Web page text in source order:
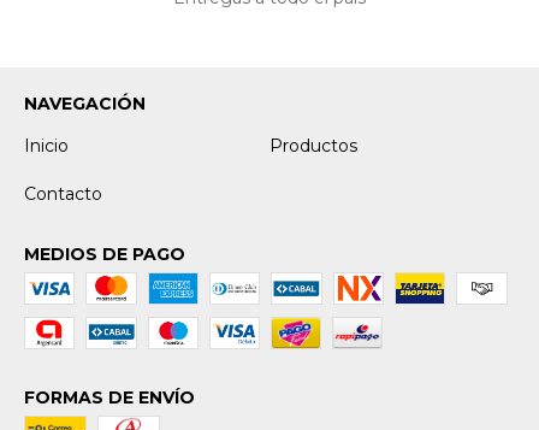
NAVEGACIÓN
Inicio
Productos
Contacto
MEDIOS DE PAGO
FORMAS DE ENVÍO